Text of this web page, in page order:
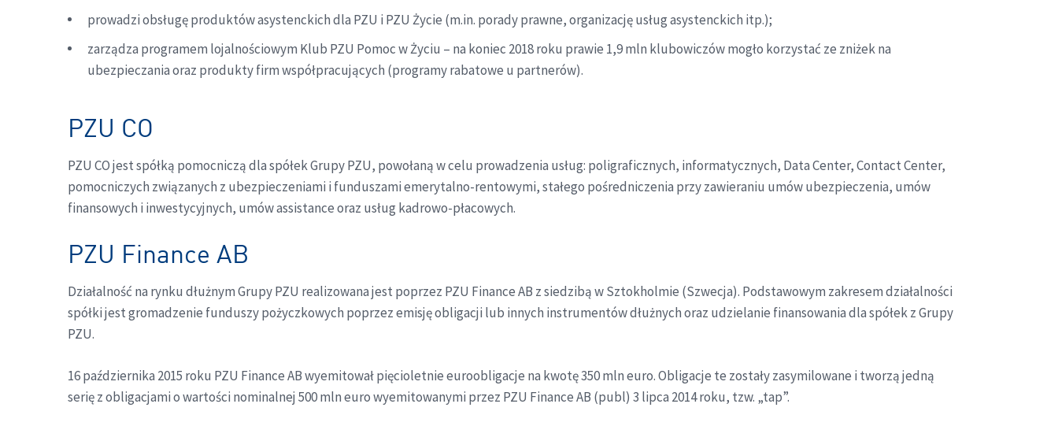
prowadzi obsługę produktów asystenckich dla PZU i PZU Życie (m.in. porady prawne, organizację usług asystenckich itp.);
zarządza programem lojalnościowym Klub PZU Pomoc w Życiu – na koniec 2018 roku prawie 1,9 mln klubowiczów mogło korzystać ze zniżek na
ubezpieczania oraz produkty firm współpracujących (programy rabatowe u partnerów).
PZU CO
PZU CO jest spółką pomocniczą dla spółek Grupy PZU, powołaną w celu prowadzenia usług: poligraficznych, informatycznych, Data Center, Contact Center,
pomocniczych związanych z ubezpieczeniami i funduszami emerytalno-rentowymi, stałego pośredniczenia przy zawieraniu umów ubezpieczenia, umów
finansowych i inwestycyjnych, umów assistance oraz usług kadrowo-płacowych.
PZU Finance AB
Działalność na rynku dłużnym Grupy PZU realizowana jest poprzez PZU Finance AB z siedzibą w Sztokholmie (Szwecja). Podstawowym zakresem działalności
spółki jest gromadzenie funduszy pożyczkowych poprzez emisję obligacji lub innych instrumentów dłużnych oraz udzielanie finansowania dla spółek z Grupy
PZU.
16 października 2015 roku PZU Finance AB wyemitował pięcioletnie euroobligacje na kwotę 350 mln euro. Obligacje te zostały zasymilowane i tworzą jedną
serię z obligacjami o wartości nominalnej 500 mln euro wyemitowanymi przez PZU Finance AB (publ) 3 lipca 2014 roku, tzw. „tap”.